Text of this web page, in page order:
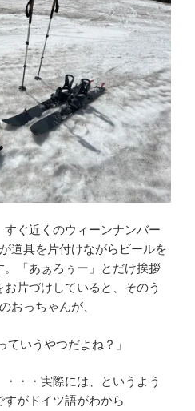
ぐ近くのウィーンナンバー
道具を片付けながらビールを
「あぁろぅー」とだけ挨拶
片づけしていると、そのう
おっちゃんが、
ていうやつだよね？」
・・実際には、というよう
がドイツ語がわから